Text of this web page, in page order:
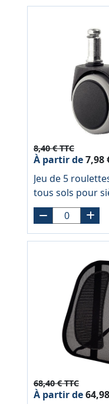
8,40 € TTC
À partir de7,98
Jeu de 5
tous sols pour
68,40 € TTC
À partir de